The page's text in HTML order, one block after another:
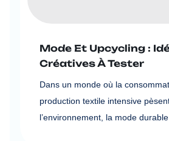
Mode Et Upcycling :
Créatives À Tester
Dans un monde où la
production textile intensive
l’environnement, la mode durable